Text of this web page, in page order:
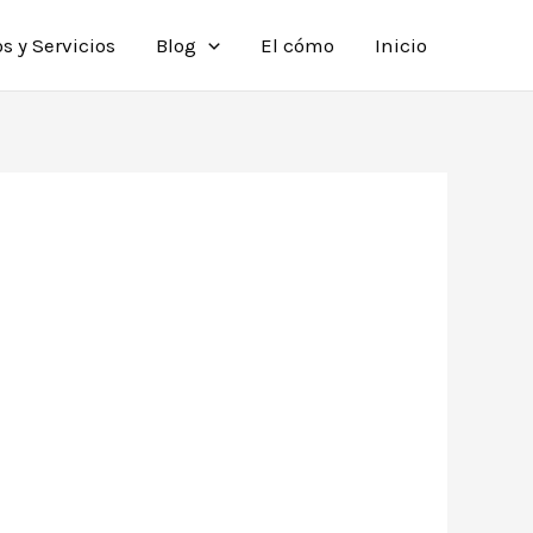
y Servicios Blog El cómo Inicio